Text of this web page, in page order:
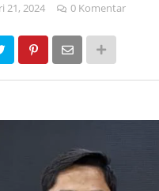
21, 2024 0 Komentar